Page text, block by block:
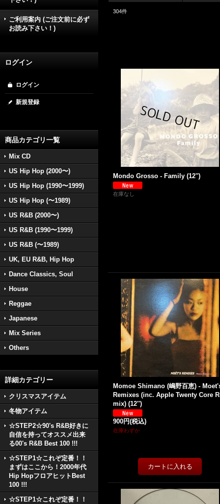
ご利用案内 (ご注文前に必ず
お読み下さい！)
ログイン
ログイン
新規登録
商品カテゴリ一覧
Mix CD
US Hip Hop (2000〜)
US Hip Hop (1990〜1999)
US Hip Hop (〜1989)
US R&B (2000〜)
US R&B (1990〜1999)
US R&B (〜1989)
UK, EU R&B, Hip Hop
Dance Classics, Soul
House
Reggae
Japanese
Mix Series
Others
詳細カテゴリー
クリスマスアイテム
冬物アイテム
☆STEP2☆90's R&B好きに
自信を持ってオススメ出来
る00's R&B Best 100 !!!
☆STEP1☆これぞ定番！！
まずはここから！2000年代
Hip HopフロアヒットBest
100 !!!
☆STEP1☆これぞ定番！！
304件
Mondo Grosso - Family (12'')
在庫なし
Momoe Shimano (嶋野百恵) -
Remixes (inc. Apple Twenty Core
mix) (12'')
900円(税込)
在庫わずか